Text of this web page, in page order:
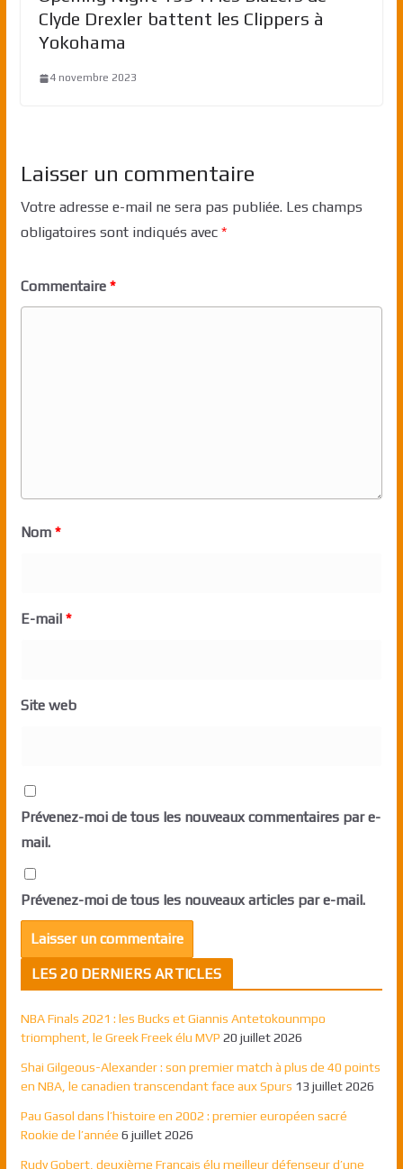
Clyde Drexler battent les Clippers à
Yokohama
4 novembre 2023
Laisser un commentaire
Votre adresse e-mail ne sera pas publiée. Les champs
obligatoires sont indiqués avec *
Commentaire *
Nom *
E-mail *
Site web
Prévenez-moi de tous les nouveaux commentaires par e-
mail.
Prévenez-moi de tous les nouveaux articles par e-mail.
LES 20 DERNIERS ARTICLES
NBA Finals 2021 : les Bucks et Giannis Antetokounmpo
triomphent, le Greek Freek élu MVP 20 juillet 2026
Shai Gilgeous-Alexander : son premier match à plus de 40 points
en NBA, le canadien transcendant face aux Spurs 13 juillet 2026
Pau Gasol dans l’histoire en 2002 : premier européen sacré
Rookie de l’année 6 juillet 2026
Rudy Gobert, deuxième Français élu meilleur défenseur d’une